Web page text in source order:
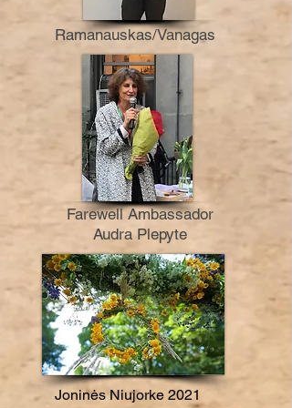
Ramanauskas/Vanagas
Farewell Ambassador
Audra Plepyte
Joninės Niujorke 2021